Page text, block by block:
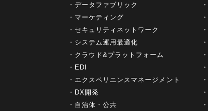
データファブリック
マーケティング
セキュリティネットワーク
システム運用最適化
クラウド&プラットフォーム
EDI
エクスペリエンスマネージメント
DX開発
自治体・公共